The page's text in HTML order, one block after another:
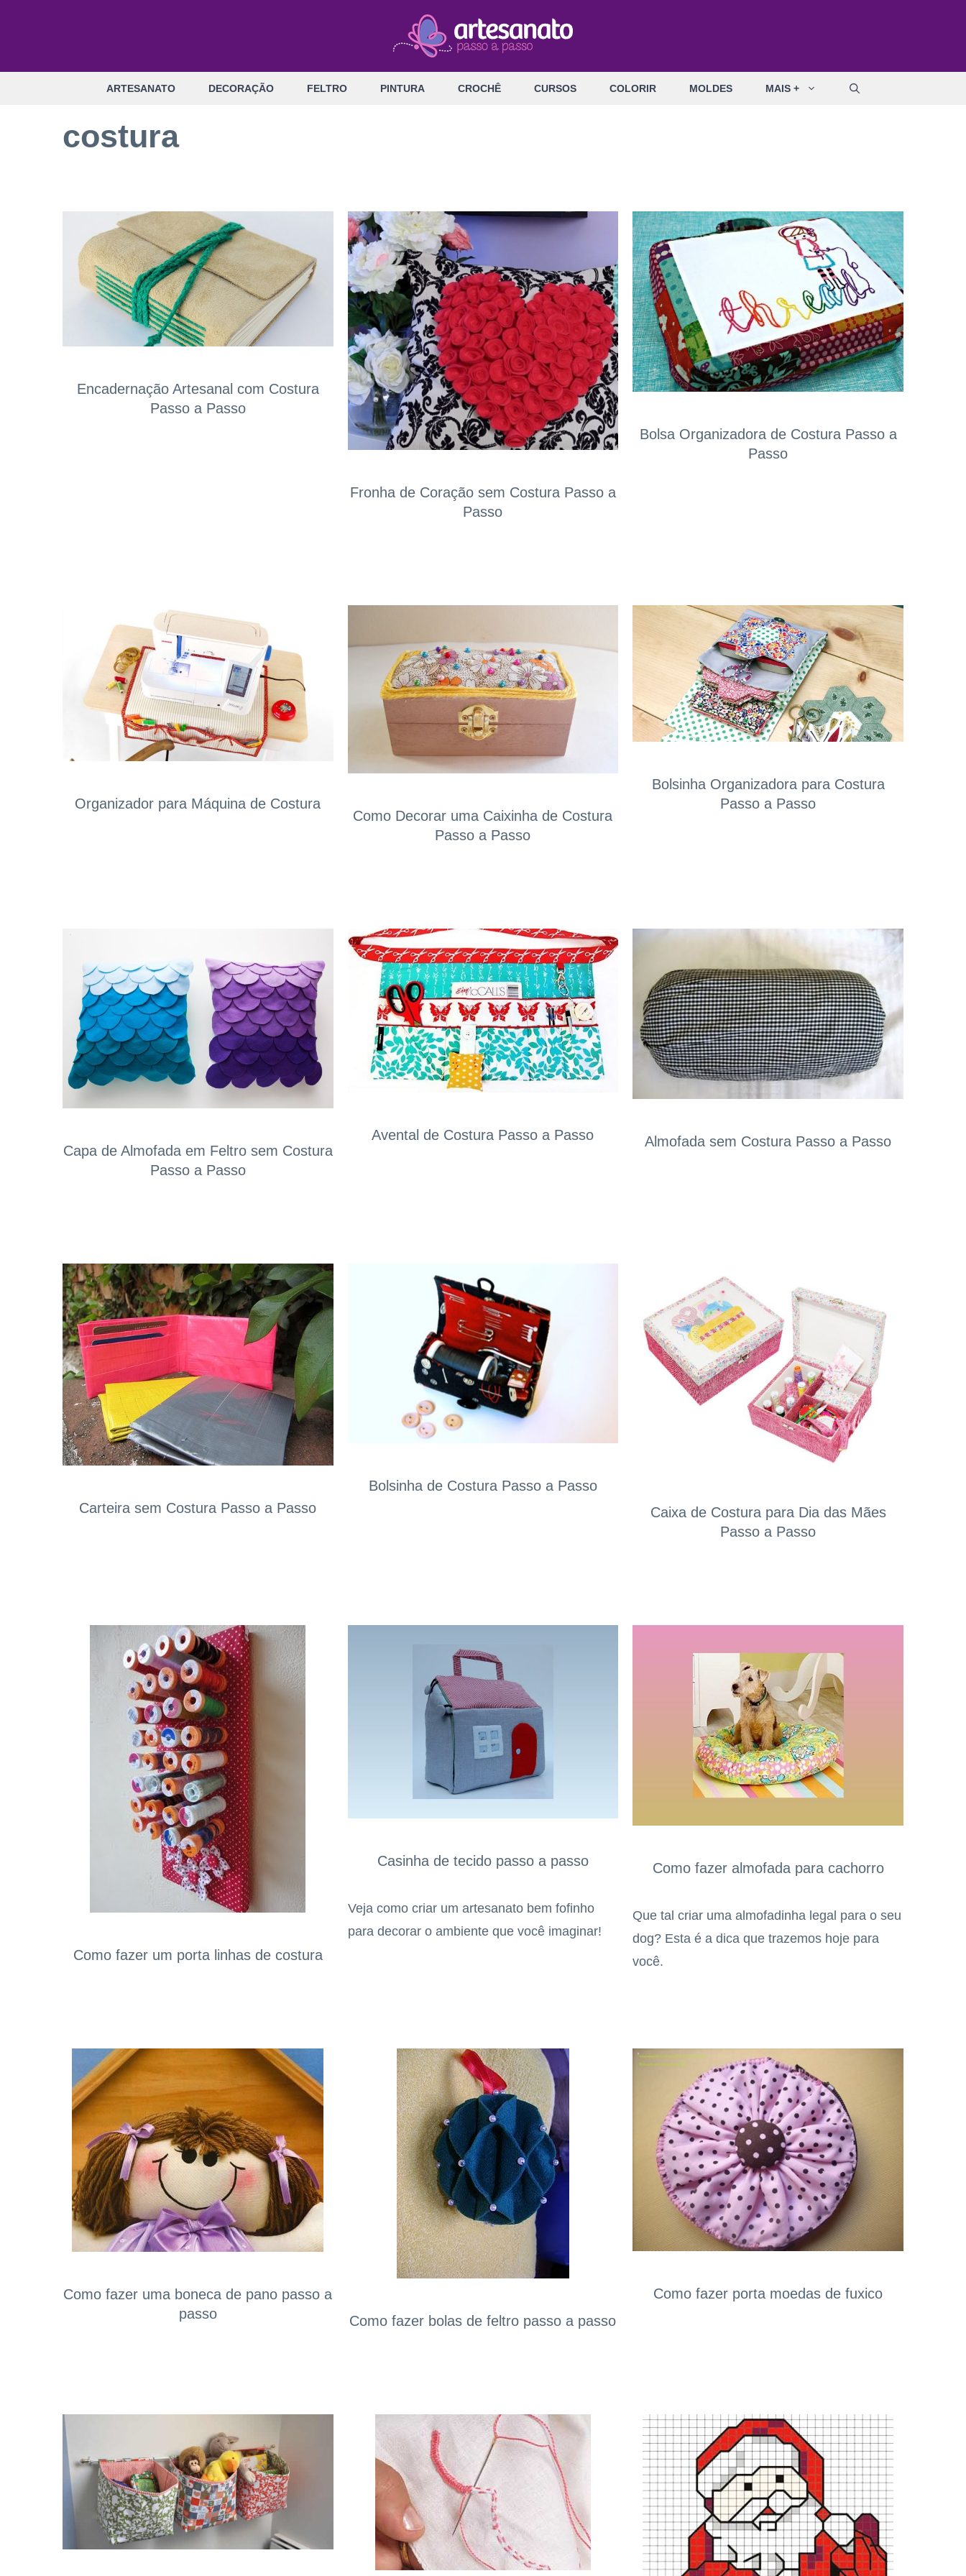
ARTESANATO DECORAÇÃO FELTRO PINTURA CROCHÊ CURSOS COLORIR MOLDES MAIS +
costura
Encadernação Artesanal com Costura
Passo a Passo
Fronha de Coração sem Costura Passo a
Passo
Bolsa Organizadora de Costura Passo a
Passo
Organizador para Máquina de Costura
Como Decorar uma Caixinha de Costura
Passo a Passo
Bolsinha Organizadora para Costura
Passo a Passo
Capa de Almofada em Feltro sem Costura
Passo a Passo
Avental de Costura Passo a Passo Almofada sem Costura Passo a Passo
Carteira sem Costura Passo a Passo
Bolsinha de Costura Passo a Passo
Caixa de Costura para Dia das Mães
Passo a Passo
Como fazer um porta linhas de costura
Casinha de tecido passo a passo
Veja como criar um artesanato bem fofinho
para decorar o ambiente que você imaginar!
Como fazer almofada para cachorro
Que tal criar uma almofadinha legal para o seu
dog? Esta é a dica que trazemos hoje para
você.
Como fazer uma boneca de pano passo a
passo
Como fazer bolas de feltro passo a passo
Como fazer porta moedas de fuxico